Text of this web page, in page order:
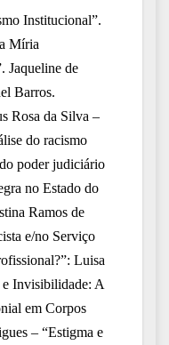
Institucional”.
Míria
Jaqueline de
Barros.
Rosa da Silva –
do racismo
poder judiciário
no Estado do
Ramos de
e/no Serviço
Luisa
Invisibilidade: A
em Corpos
– “Estigma e